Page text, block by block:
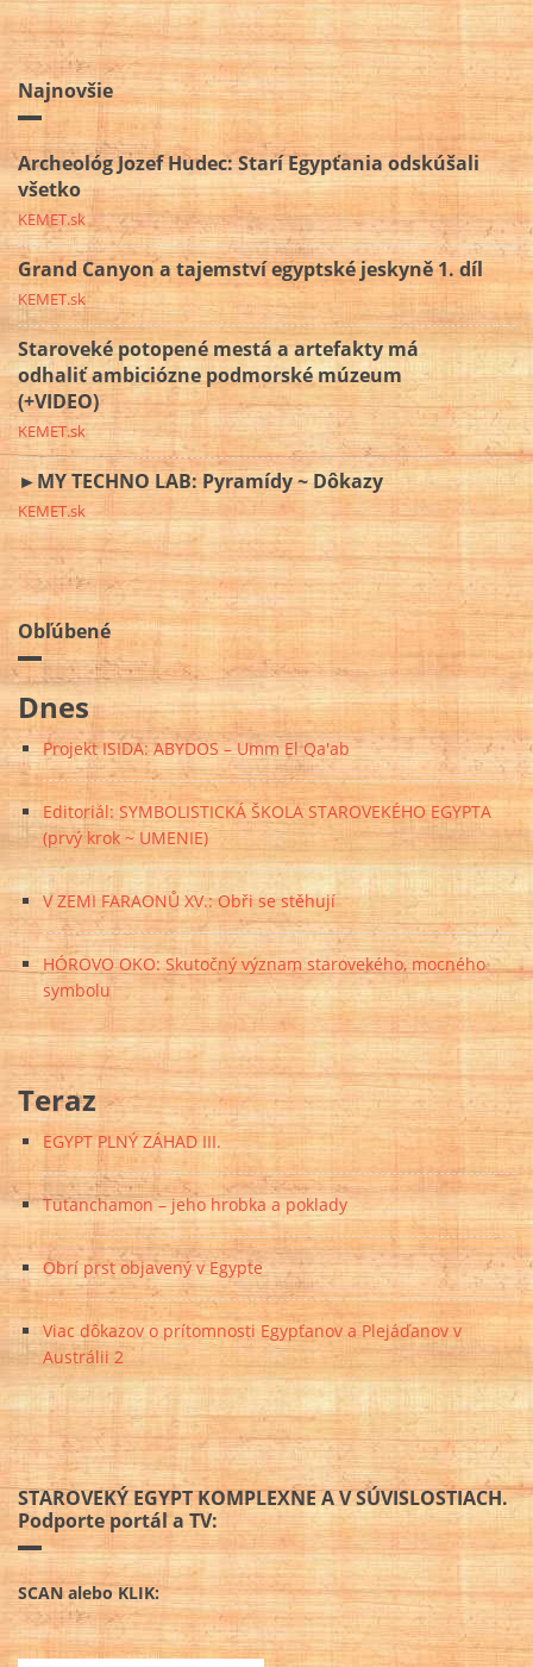
Najnovšie
Archeológ Jozef Hudec: Starí Egypťania odskúšali
všetko
KEMET.sk
Grand Canyon a tajemství egyptské jeskyně 1. díl
KEMET.sk
Staroveké potopené mestá a artefakty má
odhaliť ambiciózne podmorské múzeum
(+VIDEO)
KEMET.sk
►MY TECHNO LAB: Pyramídy ~ Dôkazy
KEMET.sk
Obľúbené
Dnes
Projekt ISIDA: ABYDOS – Umm El Qa'ab
Editoriál: SYMBOLISTICKÁ ŠKOLA STAROVEKÉHO EGYPTA
(prvý krok ~ UMENIE)
V ZEMI FARAONŮ XV.: Obři se stěhují
HÓROVO OKO: Skutočný význam starovekého, mocného
symbolu
Teraz
EGYPT PLNÝ ZÁHAD III.
Tutanchamon – jeho hrobka a poklady
Obrí prst objavený v Egypte
Viac dôkazov o prítomnosti Egypťanov a Plejáďanov v
Austrálii 2
STAROVEKÝ EGYPT KOMPLEXNE A V SÚVISLOSTIACH.
Podporte portál a TV:
SCAN alebo KLIK: